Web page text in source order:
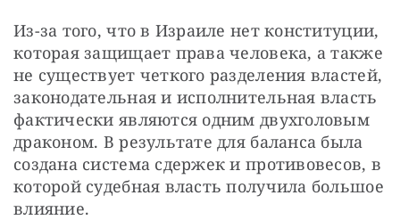
Из-за того, что в Израиле нет конституции,
которая защищает права человека, а также
не существует четкого разделения властей,
законодательная и исполнительная власть
фактически являются одним двухголовым
драконом. В результате для баланса была
создана система сдержек и противовесов, в
которой судебная власть получила большое
влияние.